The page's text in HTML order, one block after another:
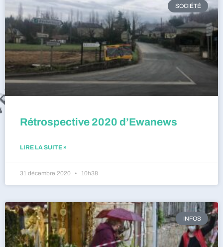
SOCIÉTÉ
Rétrospective 2020 d’Ewanews
LIRE LA SUITE »
31 décembre 2020 10h38
INFOS